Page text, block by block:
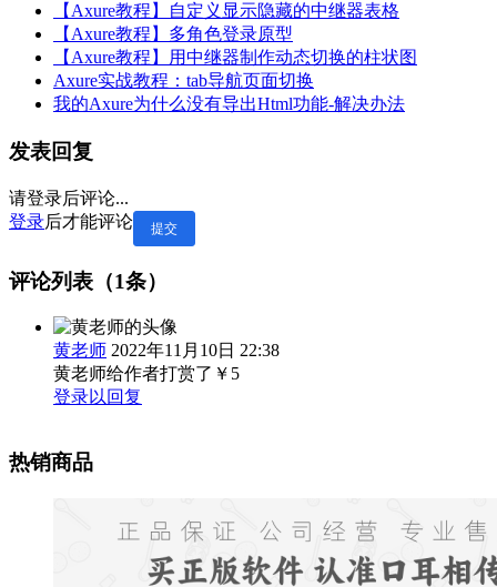
【Axure教程】自定义显示隐藏的中继器表格
【Axure教程】多角色登录原型
【Axure教程】用中继器制作动态切换的柱状图
Axure实战教程：tab导航页面切换
我的Axure为什么没有导出Html功能-解决办法
发表回复
请登录后评论...
登录后才能评论 提交
评论列表（1条）
黄老师 2022年11月10日 22:38
黄老师给作者打赏了 ￥5
登录以回复
热销商品